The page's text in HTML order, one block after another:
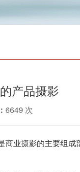
产品摄影
6649 次
商业摄影的主要组成